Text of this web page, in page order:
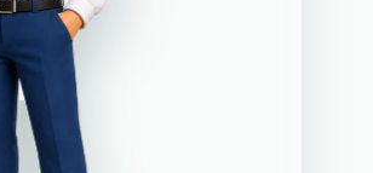
Pelajar madrasah siap belajar
dan berkarya